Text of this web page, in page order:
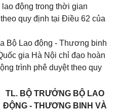
động trong thời gian
quy định tại Điều 62 của
Bộ Lao động - Thương binh
gia Hà Nội chỉ đạo hoàn
trình phê duyệt theo quy
TL. BỘ TRƯỞNG BỘ LAO
ĐỘNG - THƯƠNG BINH VÀ